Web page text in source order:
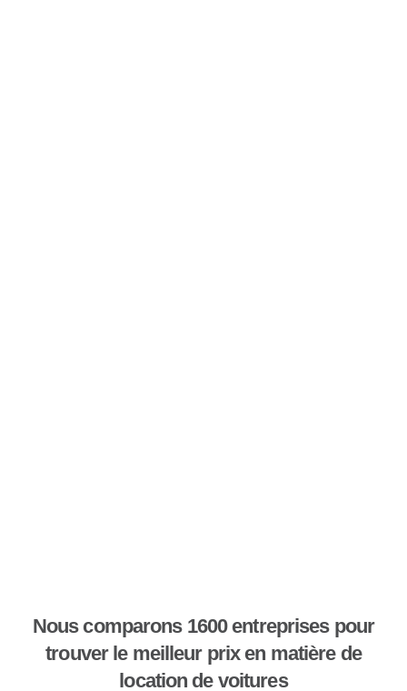
Nous comparons 1600 entreprises pour
trouver le meilleur prix en matière de
location de voitures